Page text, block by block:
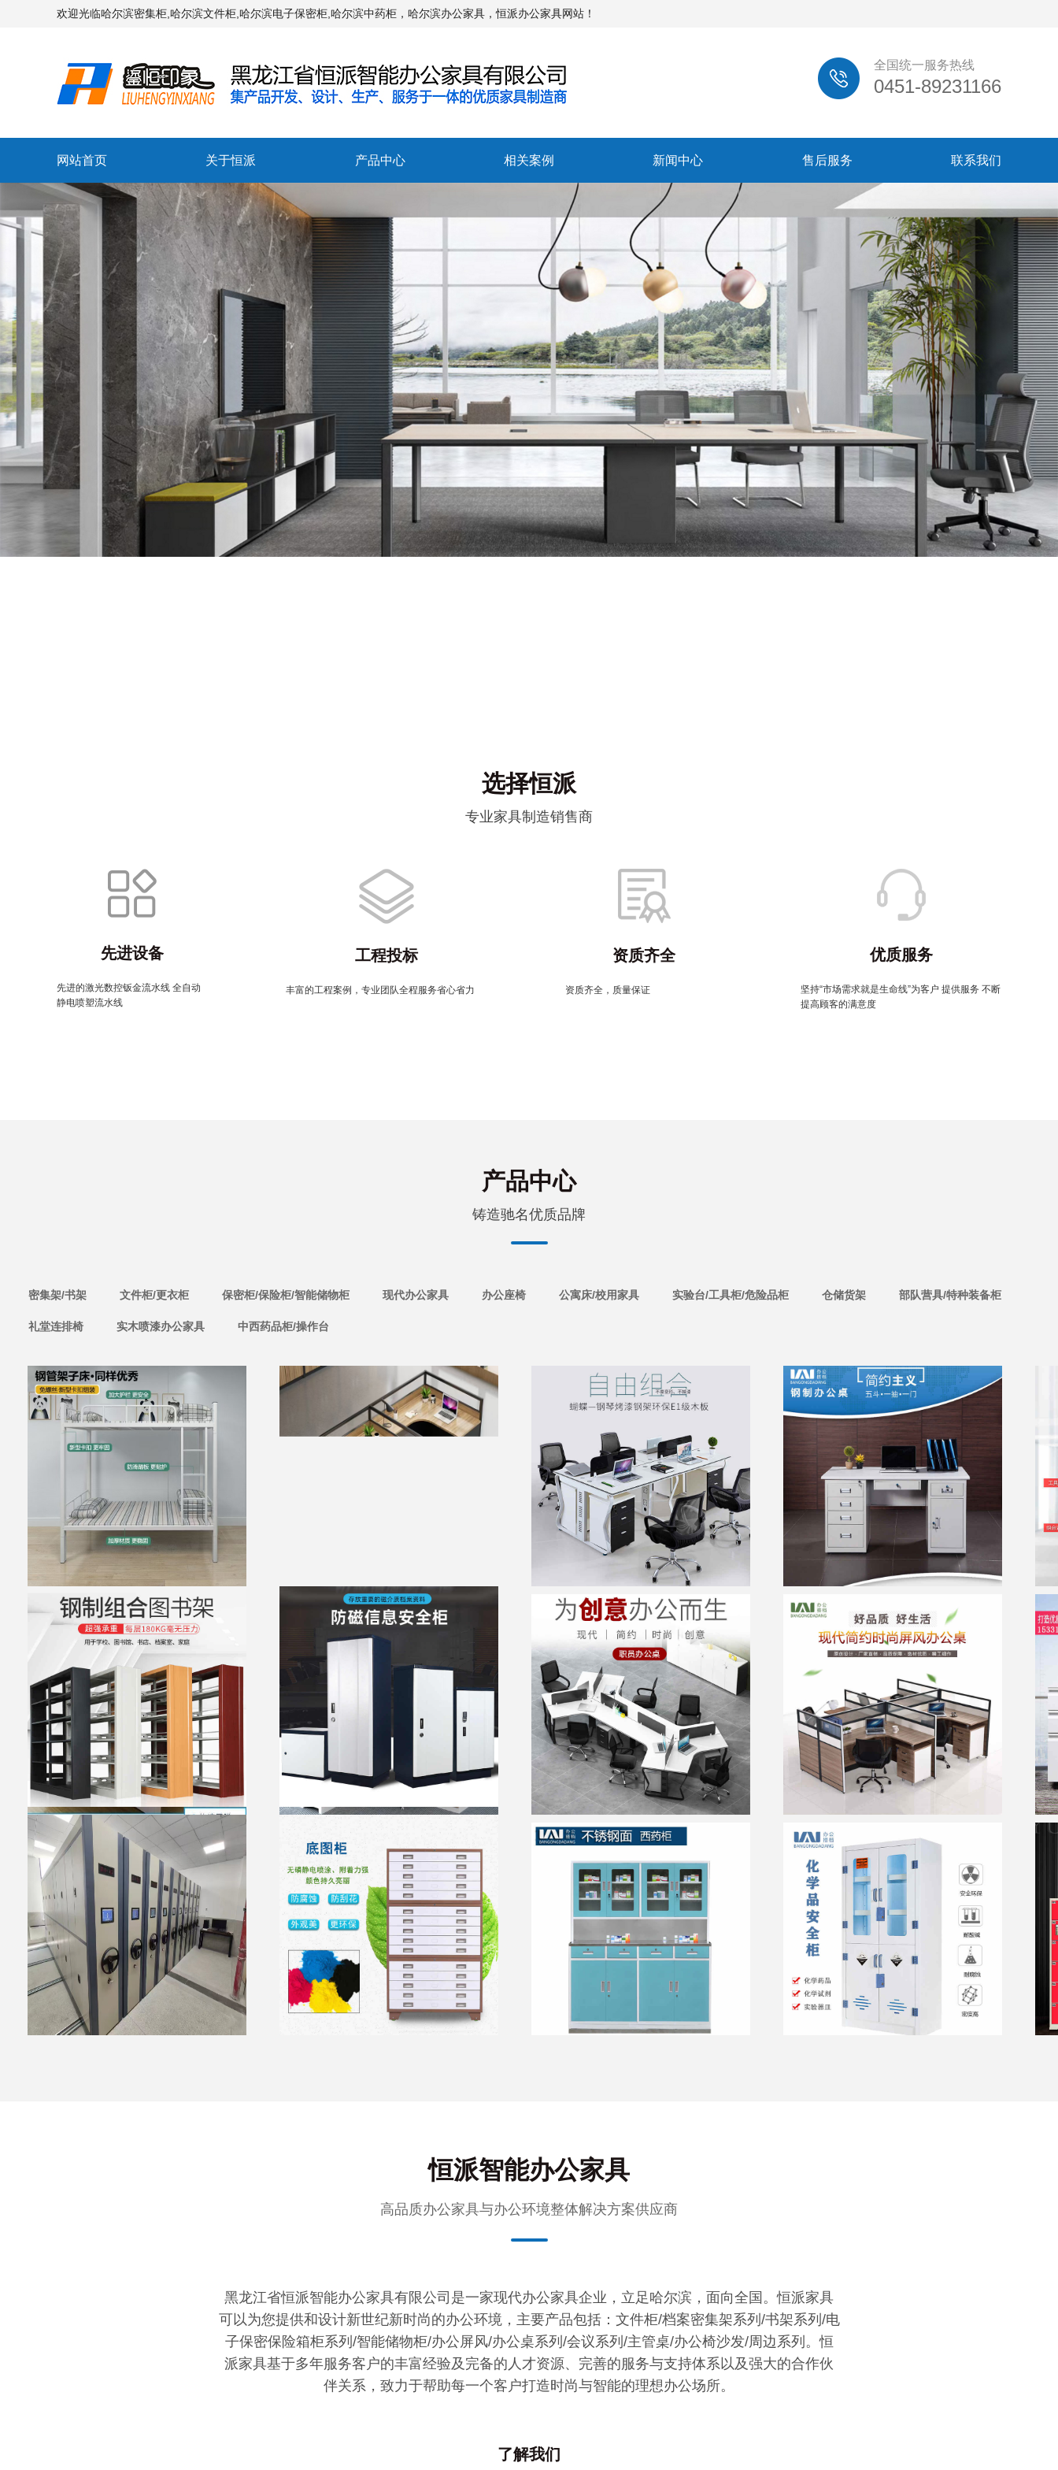
欢迎光临哈尔滨密集柜,哈尔滨文件柜,哈尔滨电子保密柜,哈尔滨中药柜，哈尔滨办公家具，恒派办公家具网站！
全国统一服务热线
0451-89231166
网站首页 关于恒派 产品中心 相关案例 新闻中心 售后服务 联系我们
选择恒派
专业家具制造销售商
先进设备
先进的激光数控钣金流水线 全自动
静电喷塑流水线
工程投标
丰富的工程案例，专业团队全程服务省心省力
资质齐全
资质齐全，质量保证
优质服务
坚持“市场需求就是生命线”为客户 提供服务 不断
提高顾客的满意度
产品中心
铸造驰名优质品牌
密集架/书架 文件柜/更衣柜 保密柜/保险柜/智能储物柜 现代办公家具 办公座椅 公寓床/校用家具 实验台/工具柜/危险品柜 仓储货架 部队营具/特种装备柜
礼堂连排椅 实木喷漆办公家具 中西药品柜/操作台
恒派智能办公家具
高品质办公家具与办公环境整体解决方案供应商
黑龙江省恒派智能办公家具有限公司是一家现代办公家具企业，立足哈尔滨，面向全国。恒派家具
可以为您提供和设计新世纪新时尚的办公环境，主要产品包括：文件柜/档案密集架系列/书架系列/电
子保密保险箱柜系列/智能储物柜/办公屏风/办公桌系列/会议系列/主管桌/办公椅沙发/周边系列。恒
派家具基于多年服务客户的丰富经验及完备的人才资源、完善的服务与支持体系以及强大的合作伙
伴关系，致力于帮助每一个客户打造时尚与智能的理想办公场所。
了解我们